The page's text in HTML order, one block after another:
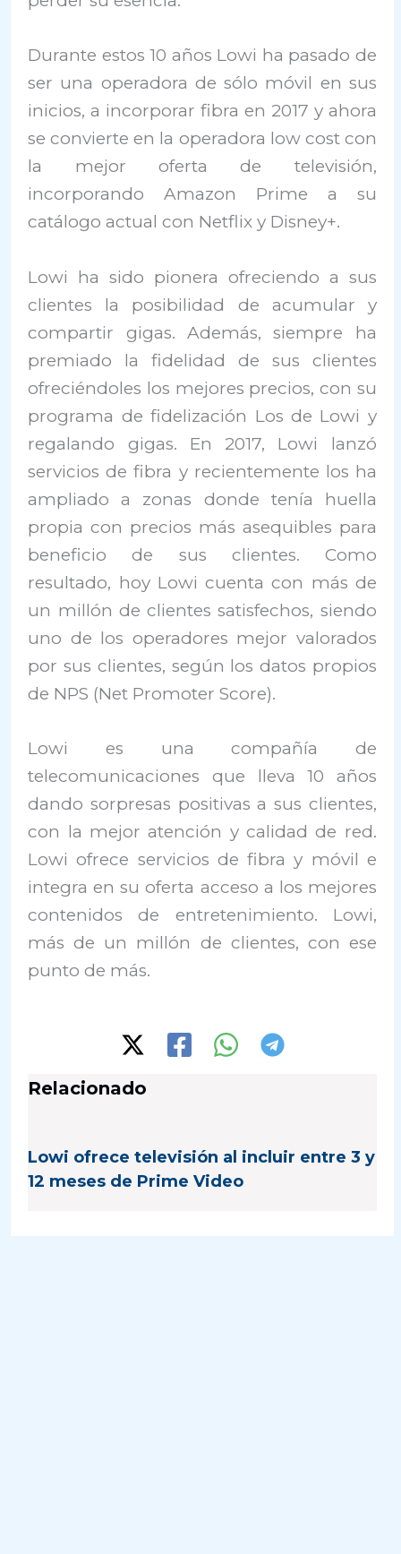
Durante estos 10 años Lowi ha pasado de
ser una operadora de sólo móvil en sus
inicios, a incorporar fibra en 2017 y ahora
se convierte en la operadora low cost con
la mejor oferta de televisión,
incorporando Amazon Prime a su
catálogo actual con Netflix y Disney+.
Lowi ha sido pionera ofreciendo a sus
clientes la posibilidad de acumular y
compartir gigas. Además, siempre ha
premiado la fidelidad de sus clientes
ofreciéndoles los mejores precios, con su
programa de fidelización Los de Lowi y
regalando gigas. En 2017, Lowi lanzó
servicios de fibra y recientemente los ha
ampliado a zonas donde tenía huella
propia con precios más asequibles para
beneficio de sus clientes. Como
resultado, hoy Lowi cuenta con más de
un millón de clientes satisfechos, siendo
uno de los operadores mejor valorados
por sus clientes, según los datos propios
de NPS (Net Promoter Score).
Lowi es una compañía de
telecomunicaciones que lleva 10 años
dando sorpresas positivas a sus clientes,
con la mejor atención y calidad de red.
Lowi ofrece servicios de fibra y móvil e
integra en su oferta acceso a los mejores
contenidos de entretenimiento. Lowi,
más de un millón de clientes, con ese
punto de más.
Relacionado
Lowi ofrece televisión al incluir entre 3 y
12 meses de Prime Video